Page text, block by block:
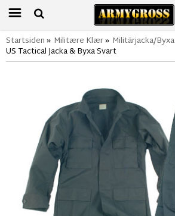
Startsiden» Militære Klær» Militärjacka/Byxa
US Tactical Jacka & Byxa Svart